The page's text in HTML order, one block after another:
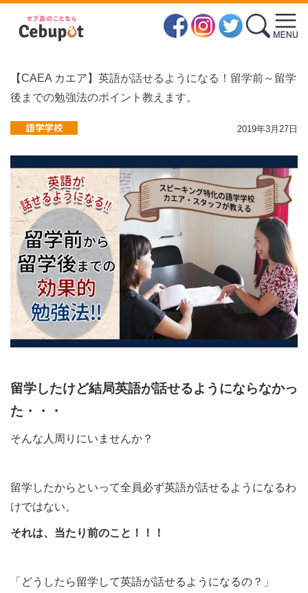
【CAEA カエア】英語が話せるようになる！留学前～留学
後までの勉強法のポイント教えます。
2019年3月27日
留学したけど結局英語が話せるようにならなかっ
た・・・
そんな人周りにいませんか？
留学したからといって全員必ず英語が話せるようになるわ
けではない。
それは、当たり前のこと！！！
「どうしたら留学して英語が話せるようになるの？」